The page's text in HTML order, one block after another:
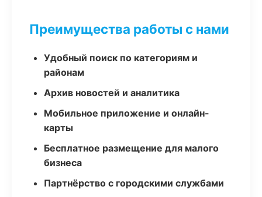
Преимущества работы с нами
Удобный поиск по категориям и
районам
Архив новостей и аналитика
Мобильное приложение и онлайн-
карты
Бесплатное размещение для малого
бизнеса
Партнёрство с городскими службами